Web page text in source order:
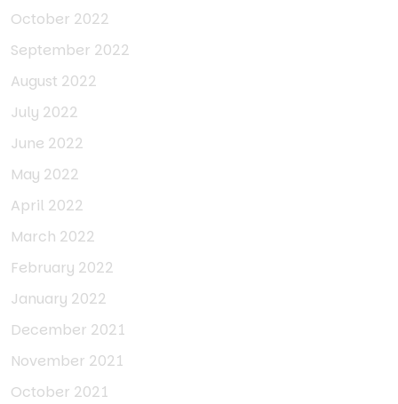
October 2022
September 2022
August 2022
July 2022
June 2022
May 2022
April 2022
March 2022
February 2022
January 2022
December 2021
November 2021
October 2021